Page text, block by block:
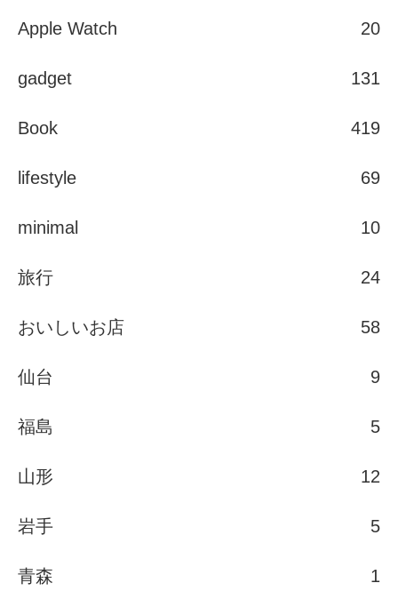
Apple Watch 20
gadget 131
Book 419
lifestyle 69
minimal 10
旅行 24
おいしいお店 58
仙台 9
福島 5
山形 12
岩手 5
青森 1